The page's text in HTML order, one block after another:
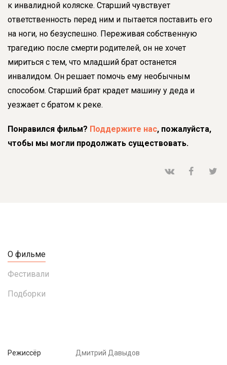
к инвалидной коляске. Старший чувствует
ответственность перед ним и пытается поставить его
на ноги, но безуспешно. Переживая собственную
трагедию после смерти родителей, он не хочет
мириться с тем, что младший брат останется
инвалидом. Он решает помочь ему необычным
способом. Старший брат крадет машину у деда и
уезжает с братом к реке.
Понравился фильм? Поддержите нас, пожалуйста,
чтобы мы могли продолжать существовать.
О фильме
Фестивали
Подборки
Режиссёр Дмитрий Давыдов